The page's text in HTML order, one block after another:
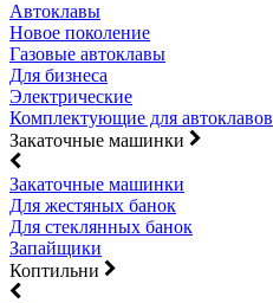
Автоклавы
Новое поколение
Газовые автоклавы
Для бизнеса
Электрические
Комплектующие для автоклавов
Закаточные машинки
Закаточные машинки
Для жестяных банок
Для стеклянных банок
Запайщики
Коптильни